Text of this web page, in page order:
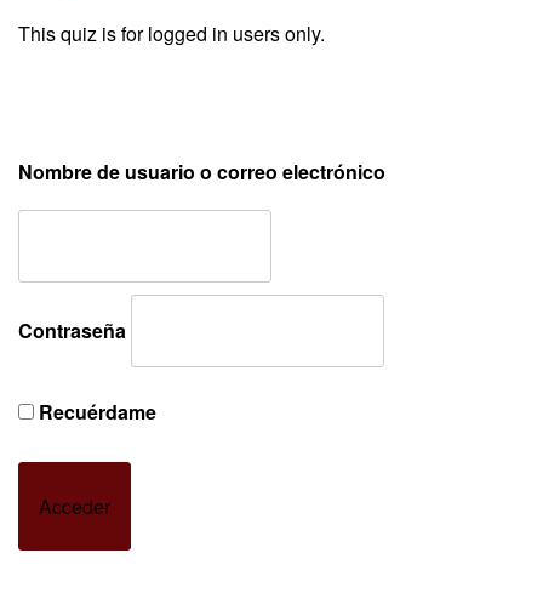
This quiz is for logged in users only.
Nombre de usuario o correo electrónico
Contraseña
Recuérdame